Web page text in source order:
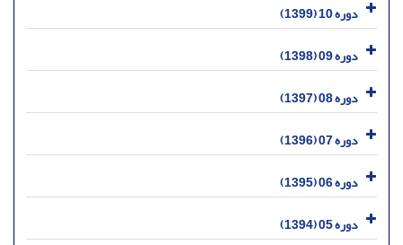
دوره 10 (1399)
دوره 09 (1398)
دوره 08 (1397)
دوره 07 (1396)
دوره 06 (1395)
دوره 05 (1394)